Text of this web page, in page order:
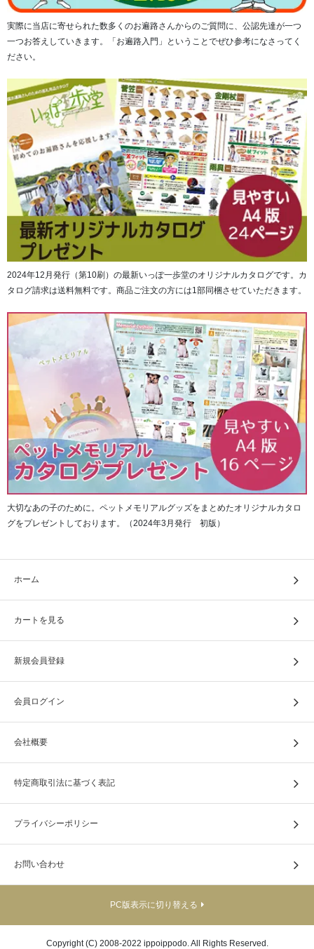
実際に当店に寄せられた数多くのお遍路さんからのご質問に、公認先達が一つ
一つお答えしていきます。「お遍路入門」ということでぜひ参考になさってく
ださい。
2024年12月発行（第10刷）の最新いっぽ一歩堂のオリジナルカタログです。カ
タログ請求は送料無料です。商品ご注文の方には1部同梱させていただきます。
大切なあの子のために。ペットメモリアルグッズをまとめたオリジナルカタロ
グをプレゼントしております。（2024年3月発行 初版）
ホーム
カートを見る
新規会員登録
会員ログイン
会社概要
特定商取引法に基づく表記
プライバシーポリシー
お問い合わせ
PC版表示に切り替える
Copyright (C) 2008-2022 ippoippodo. All Rights Reserved.